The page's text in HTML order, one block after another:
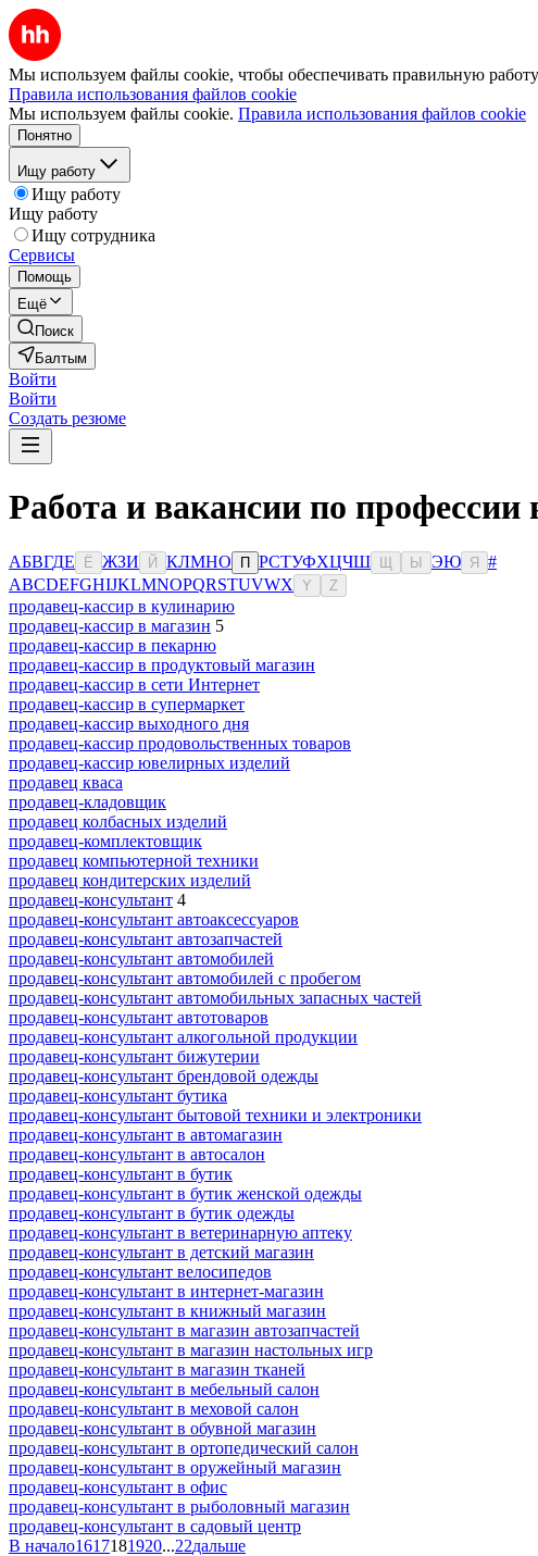
Мы используем файлы cookie, чтобы обеспечивать правильную
Правила использования файлов cookie
Мы используем файлы cookie. Правила использования файлов cookie
Понятно
Ищу работу
Ищу работу
Ищу работу
Ищу сотрудника
Сервисы
Помощь
Ещё
Поиск
Балтым
Войти
Войти
Создать резюме
Работа и вакансии по
АБВГДЕ Ё ЖЗИ Й КЛМНО П РСТУФХЦЧШ Ы ЭЮ Я
#
ABCDEFGHIJKLMNOPQRSTUVWX Y Z
продавец-кассир в кулинарию
продавец-кассир в магазин 5
продавец-кассир в пекарню
продавец-кассир в продуктовый магазин
продавец-кассир в сети Интернет
продавец-кассир в супермаркет
продавец-кассир выходного дня
продавец-кассир продовольственных товаров
продавец-кассир ювелирных изделий
продавец кваса
продавец-кладовщик
продавец колбасных изделий
продавец-комплектовщик
продавец компьютерной техники
продавец кондитерских изделий
продавец-консультант 4
продавец-консультант автоаксессуаров
продавец-консультант автозапчастей
продавец-консультант автомобилей
продавец-консультант автомобилей с пробегом
продавец-консультант автомобильных запасных частей
продавец-консультант автотоваров
продавец-консультант алкогольной продукции
продавец-консультант бижутерии
продавец-консультант брендовой одежды
продавец-консультант бутика
продавец-консультант бытовой техники и электроники
продавец-консультант в автомагазин
продавец-консультант в автосалон
продавец-консультант в бутик
продавец-консультант в бутик женской одежды
продавец-консультант в бутик одежды
продавец-консультант в ветеринарную аптеку
продавец-консультант в детский магазин
продавец-консультант велосипедов
продавец-консультант в интернет-магазин
продавец-консультант в книжный магазин
продавец-консультант в магазин автозапчастей
продавец-консультант в магазин настольных игр
продавец-консультант в магазин тканей
продавец-консультант в мебельный салон
продавец-консультант в меховой салон
продавец-консультант в обувной магазин
продавец-консультант в ортопедический салон
продавец-консультант в оружейный магазин
продавец-консультант в офис
продавец-консультант в рыболовный магазин
продавец-консультант в садовый центр
В начало1617181920...22дальше